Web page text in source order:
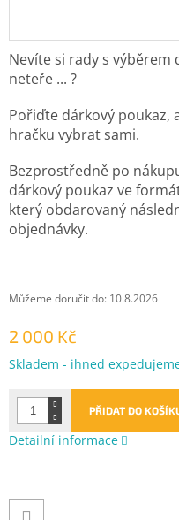
2 000 Kč
Měrná
Skladem - ihned
Můžeme doručit do: 10.8.2026
PŘIDAT DO
Nevíte si rady s výběrem
neteře ... ?
Pořiďte dárkový poukaz,
hračku vybrat sami.
Bezprostředně po
dárkový poukaz ve
který obdarovaný
objednávky.
Detailní informace